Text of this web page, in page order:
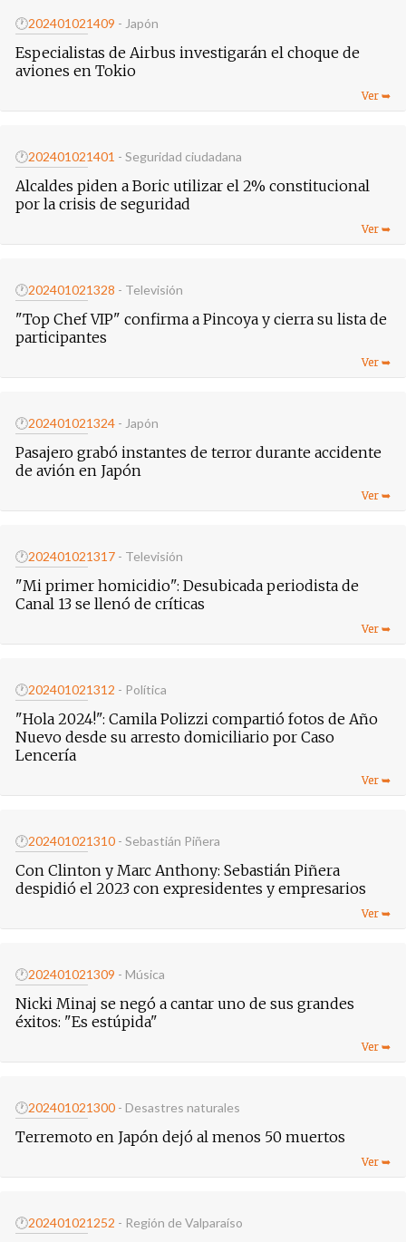
🕐202401021409 - Japón
Especialistas de Airbus investigarán el choque de
aviones en Tokio
🕐202401021401 - Seguridad ciudadana
Alcaldes piden a Boric utilizar el 2% constitucional
por la crisis de seguridad
🕐202401021328 - Televisión
"Top Chef VIP" confirma a Pincoya y cierra su lista de
participantes
🕐202401021324 - Japón
Pasajero grabó instantes de terror durante accidente
de avión en Japón
🕐202401021317 - Televisión
"Mi primer homicidio": Desubicada periodista de
Canal 13 se llenó de críticas
🕐202401021312 - Política
"Hola 2024!": Camila Polizzi compartió fotos de Año
Nuevo desde su arresto domiciliario por Caso
Lencería
🕐202401021310 - Sebastián Piñera
Con Clinton y Marc Anthony: Sebastián Piñera
despidió el 2023 con expresidentes y empresarios
🕐202401021309 - Música
Nicki Minaj se negó a cantar uno de sus grandes
éxitos: "Es estúpida"
🕐202401021300 - Desastres naturales
Terremoto en Japón dejó al menos 50 muertos
🕐202401021252 - Región de Valparaíso